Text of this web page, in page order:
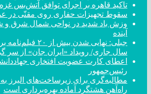
تاکید قاهره بر اجرای توافق آتش‌بس غزه
سقوط تجهیزات حفاری روی مقنّی در عمق ۱۵ متری
آینده
جبلی: نهایی شدن بیش
سال جاری/ رویداد «ایران جان» از سر
اعطای کارت عضویت افتخاری
رئیس‌جمهور
مطالبه‌گری برای زیرساخت‌های البرز به
راه‌آهن هشتگرد آماده بهره‌برداری است